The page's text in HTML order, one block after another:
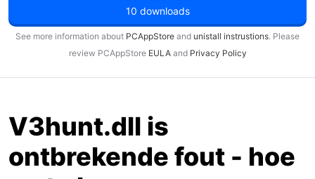
10 downloads
See more information about PCAppStore and unistall instrustions. Please
review PCAppStore EULAand Privacy Policy
V3hunt.dll is
ontbrekende fout - hoe